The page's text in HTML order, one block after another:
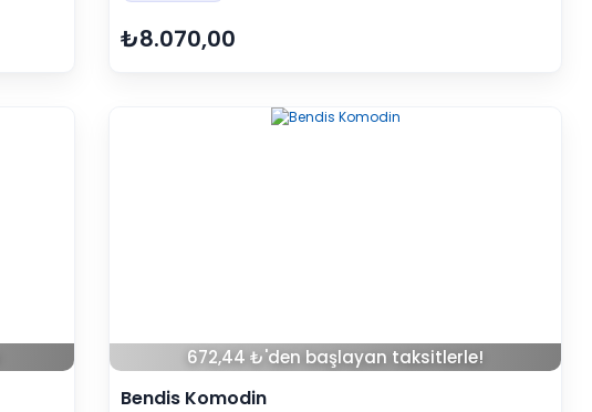
₺8.070,00
672,44 ₺'den başlayan taksitlerle!
Bendis Komodin